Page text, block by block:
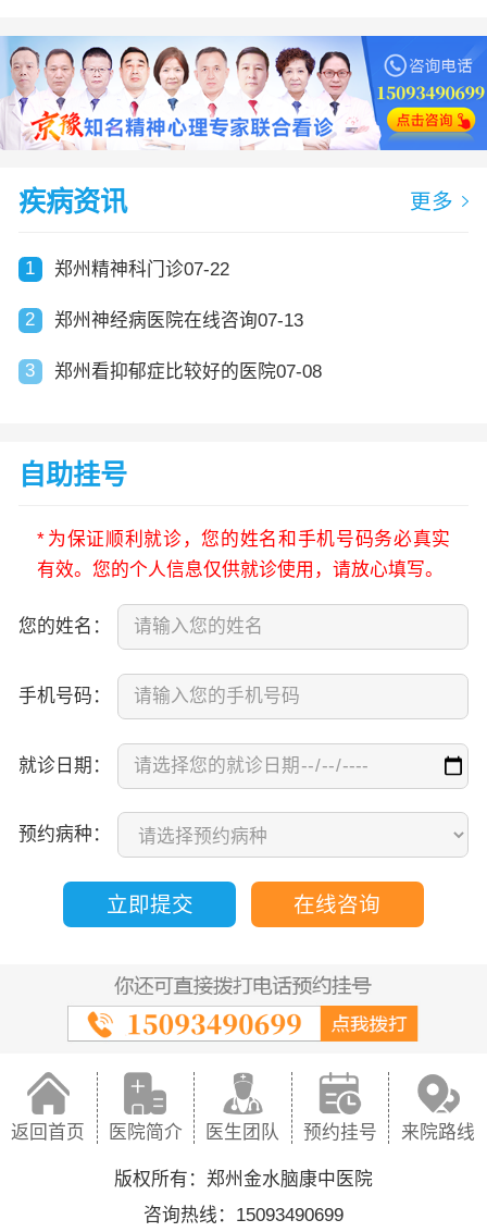
疾病资讯 更多
1 郑州精神科门诊07-22
2 郑州神经病医院在线咨询07-13
3 郑州看抑郁症比较好的医院07-08
自助挂号
* 为保证顺利就诊，您的姓名和手机号码务必真实
有效。您的个人信息仅供就诊使用，请放心填写。
您的姓名：
手机号码：
就诊日期：
预约病种：
立即提交 在线咨询
返回首页 医院简介 医生团队 预约挂号 来院路线
版权所有：郑州金水脑康中医院
咨询热线：15093490699